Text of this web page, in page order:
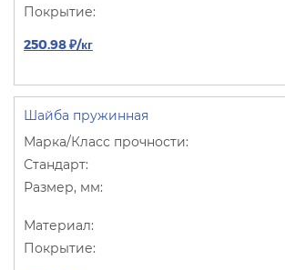
250.98 ₽/кг
Шайба пружинная